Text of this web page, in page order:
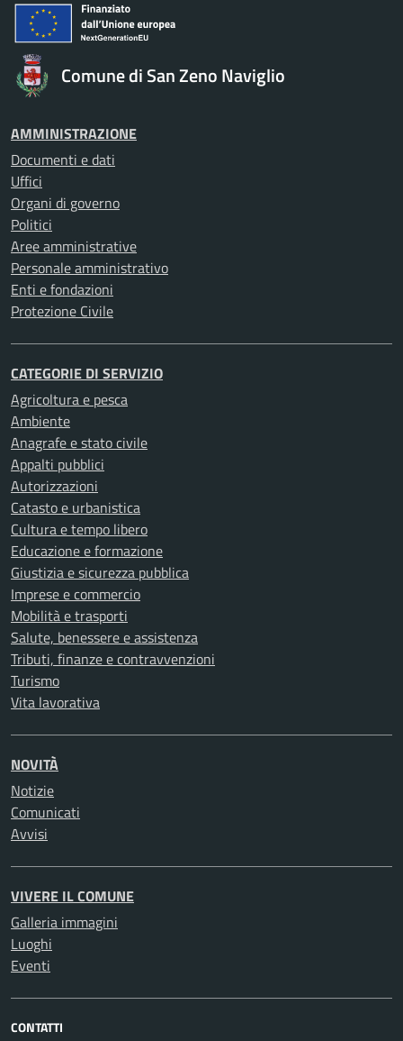
Comune di San Zeno Naviglio
AMMINISTRAZIONE
Documenti e dati
Uffici
Organi di governo
Politici
Aree amministrative
Personale amministrativo
Enti e fondazioni
Protezione Civile
CATEGORIE DI SERVIZIO
Agricoltura e pesca
Ambiente
Anagrafe e stato civile
Appalti pubblici
Autorizzazioni
Catasto e urbanistica
Cultura e tempo libero
Educazione e formazione
Giustizia e sicurezza pubblica
Imprese e commercio
Mobilità e trasporti
Salute, benessere e assistenza
Tributi, finanze e contravvenzioni
Turismo
Vita lavorativa
NOVITÀ
Notizie
Comunicati
Avvisi
VIVERE IL COMUNE
Galleria immagini
Luoghi
Eventi
CONTATTI